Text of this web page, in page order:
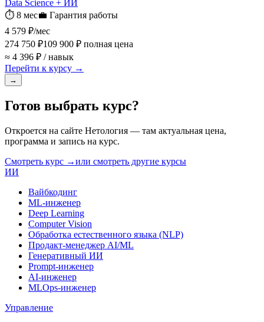
Data Science + ИИ
⏱ 8 мес💼 Гарантия работы
4 579 ₽/мес
274 750 ₽109 900 ₽ полная цена
≈ 4 396 ₽ / навык
Перейти к курсу →
→
Готов выбрать курс?
Откроется на сайте Нетология — там актуальная цена,
программа и запись на курс.
Смотреть курс →или смотреть другие курсы
ИИ
Вайбкодинг
ML-инженер
Deep Learning
Computer Vision
Обработка естественного языка (NLP)
Продакт-менеджер AI/ML
Генеративный ИИ
Prompt-инженер
AI-инженер
MLOps-инженер
Управление